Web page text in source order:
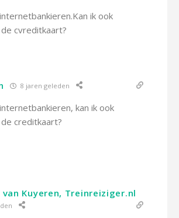
ik ook
cvreditkaart?
8 jaren geleden
kan ik ook
creditkaart?
van Kuyeren, Treinreiziger.nl